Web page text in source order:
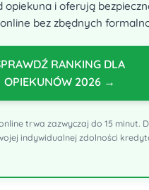
opiekuna i oferują
bez zbędnych
RANKING DLA
OPIEKUNÓW 2026 →
trwa zazwyczaj do 15 minut.
indywidualnej zdolności